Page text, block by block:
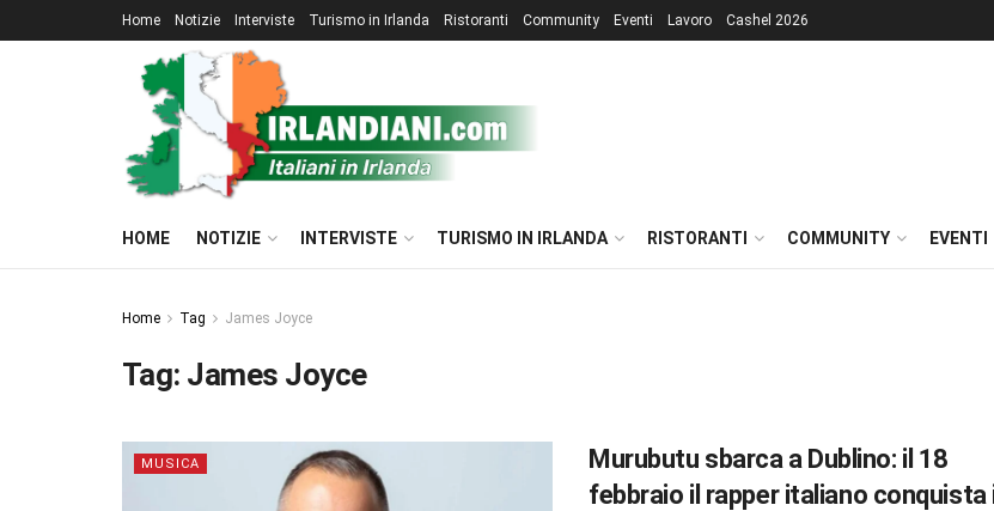
Home Notizie Interviste Turismo in Irlanda Ristoranti Community Eventi Lavoro Cashel 2026
HOME NOTIZIE INTERVISTE TURISMO IN IRLANDA RISTORANTI COMMUNITY EVENTI
Home Tag James Joyce
Tag: James Joyce
MUSICA
Murubutu sbarca a Dublino: il 18
febbraio il rapper italiano conquista